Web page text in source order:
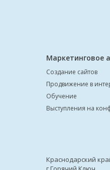
Маркетинговое
Создание сайтов
Продвижение в
Обучение
Выступления на
Краснодарский